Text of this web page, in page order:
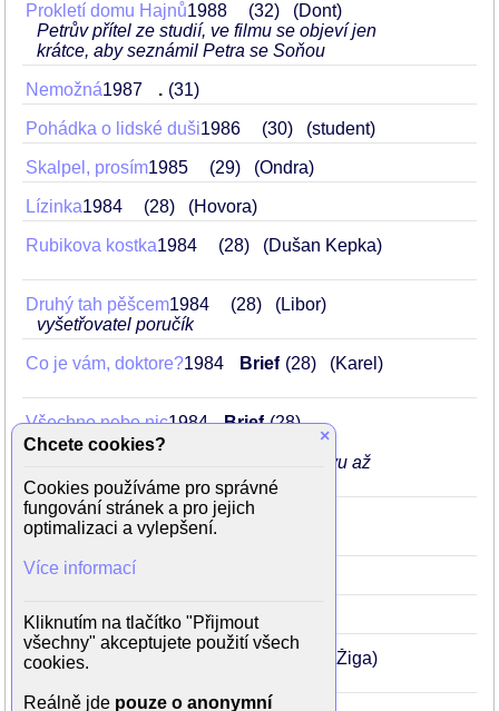
Prokletí domu Hajnů1988 32
(Dont)
Petrův přítel ze studií, ve filmu se objeví jen
krátce, aby seznámil Petra se Soňou
Nemožná1987 . 31
Pohádka o lidské duši1986 30 (student)
Skalpel, prosím1985 29 (Ondra)
Lízinka1984 28 (Hovora)
Rubikova kostka1984 28 (Dušan Kepka)
Druhý tah pěšcem1984 28
(Libor)
vyšetřovatel poručík
Co je vám, doktore?1984 Brief 28 (Karel)
Všechno nebo nic1984 Brief 28
(Viktor Vydra)
leží na posteli ve slipech a čeká na Evu až
vyjde z koupelny
Pod nohama nebe1983 .
(Ondra Raška)
Počítání oveček
Řetěz1981 25 (Ivan)
Postav dom, zasaď strom (Žiga)
×
Chcete cookies?
Cookies používáme pro správné
fungování stránek a pro jejich
optimalizaci a vylepšení.
Více informací
Kliknutím na tlačítko "Přijmout
všechny" akceptujete použití všech
cookies.
Reálně jde pouze o anonymní